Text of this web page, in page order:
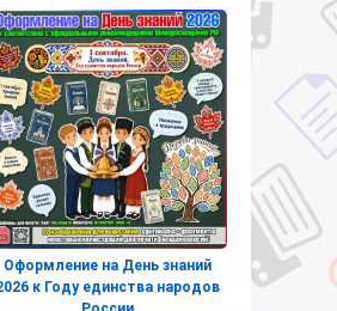
Оформление на День знаний
к Году единства народов